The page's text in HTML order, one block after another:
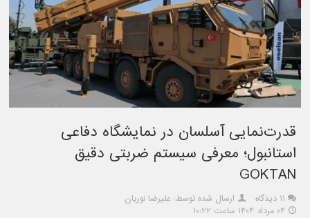
قدرت‌نمایی آسلسان در نمایشگاه دفاعی
استانبول؛ معرفی سیستم ضربتی دقیق
GOKTAN
۱۱ دیدگاه
ارسال شده توسط: علیرضا نوریان
۰۴ مرداد ۱۴۰۴ ساعت ۱۰:۲۲